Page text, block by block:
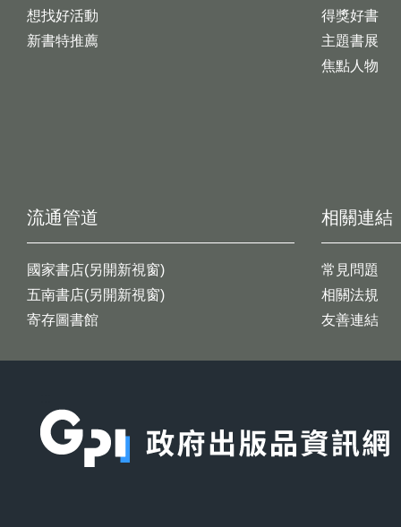
想找好活動
新書特推薦
得獎好書
主題書展
焦點人物
流通管道
國家書店(另開新視窗)
五南書店(另開新視窗)
寄存圖書館
相關連結
常見問題
相關法規
友善連結